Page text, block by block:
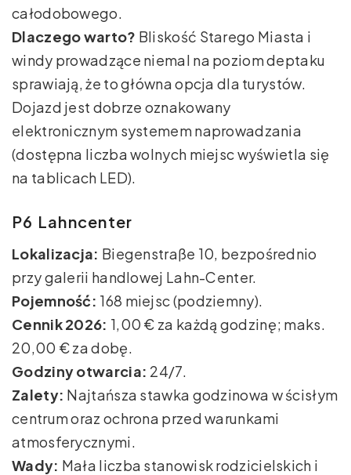
całodobowego.
Dlaczego warto? Bliskość Starego Miasta i
windy prowadzące niemal na poziom deptaku
sprawiają, że to główna opcja dla turystów.
Dojazd jest dobrze oznakowany
elektronicznym systemem naprowadzania
(dostępna liczba wolnych miejsc wyświetla się
na tablicach LED).
P6 Lahncenter
Lokalizacja: Biegenstraße 10, bezpośrednio
przy galerii handlowej Lahn-Center.
Pojemność: 168 miejsc (podziemny).
Cennik 2026: 1,00 € za każdą godzinę; maks.
20,00 € za dobę.
Godziny otwarcia: 24/7.
Zalety: Najtańsza stawka godzinowa w ścisłym
centrum oraz ochrona przed warunkami
atmosferycznymi.
Wady: Mała liczba stanowisk rodzicielskich i